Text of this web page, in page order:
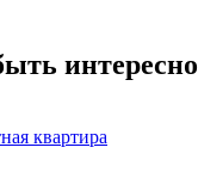
интересно